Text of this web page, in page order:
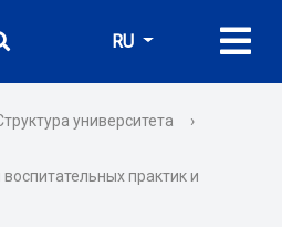
RU
университета
›
практик и